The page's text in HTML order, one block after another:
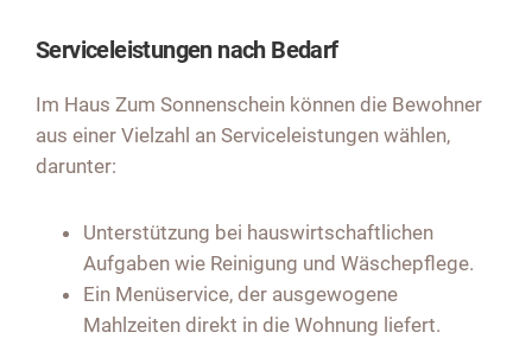
Serviceleistungen nach Bedarf
Im Haus Zum Sonnenschein können die Bewohner
aus einer Vielzahl an Serviceleistungen wählen,
darunter:
Unterstützung bei hauswirtschaftlichen
Aufgaben wie Reinigung und Wäschepflege.
Ein Menüservice, der ausgewogene
Mahlzeiten direkt in die Wohnung liefert.